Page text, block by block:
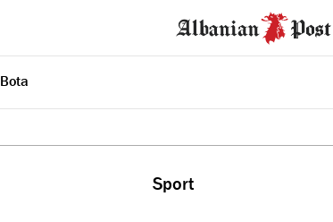
Bota
Sport